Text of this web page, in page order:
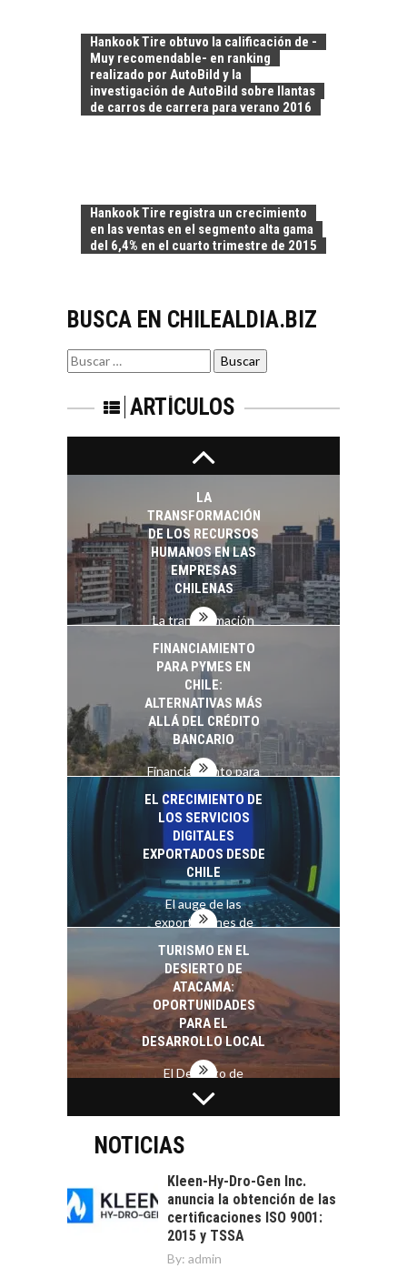
Hankook Tire obtuvo la calificación de -
Muy recomendable- en ranking
realizado por AutoBild y la
investigación de AutoBild sobre llantas
de carros de carrera para verano 2016
Hankook Tire registra un crecimiento
en las ventas en el segmento alta gama
del 6,4% en el cuarto trimestre de 2015
BUSCA EN CHILEALDIA.BIZ
Buscar
por:
ARTÍCULOS
servicios digitales en
Chile:…
TURISMO EN EL
DESIERTO DE
ATACAMA:
OPORTUNIDADES
PARA EL
Estratégico para el
Desarrollo Turístico…
MINERA CHILENA
FRENTE AL DESAFÍO
DE LA
pilar estratégico ante
CAPITAL DE RIESGO
EN CHILE:
PARA STARTUPS Y
NUEVOS NEGOCIOS
Capital de riesgo en
startups…
LA
TRANSFORMACIÓN
DE LOS RECURSOS
HUMANOS EN LAS
EMPRESAS
CHILENAS
La transformación
recursos humanos en
las empresas…
FINANCIAMIENTO
PARA PYMES EN
CHILE:
ALTERNATIVAS MÁS
ALLÁ DEL CRÉDITO
BANCARIO
Financiamiento para
pymes en Chile:
alternativas que
trascienden el
crédito…
EL CRECIMIENTO DE
LOS SERVICIOS
DIGITALES
EXPORTADOS DESDE
CHILE
El auge de las
exportaciones de
Chile:…
TURISMO EN EL
DESIERTO DE
ATACAMA:
OPORTUNIDADES
PARA EL
DESARROLLO LOCAL
El Desierto de
Atacama: Motor
Estratégico para el
LA INDUSTRIA
MINERA CHILENA
FRENTE AL DESAFÍO
SOSTENIBILIDAD
Minería chilena: un
pilar estratégico ante
el reto ineludible de…
CAPITAL DE RIESGO
NOTICIAS
Kleen-Hy-Dro-Gen Inc.
anuncia la obtención de las
certificaciones ISO 9001:
2015 y TSSA
By: admin